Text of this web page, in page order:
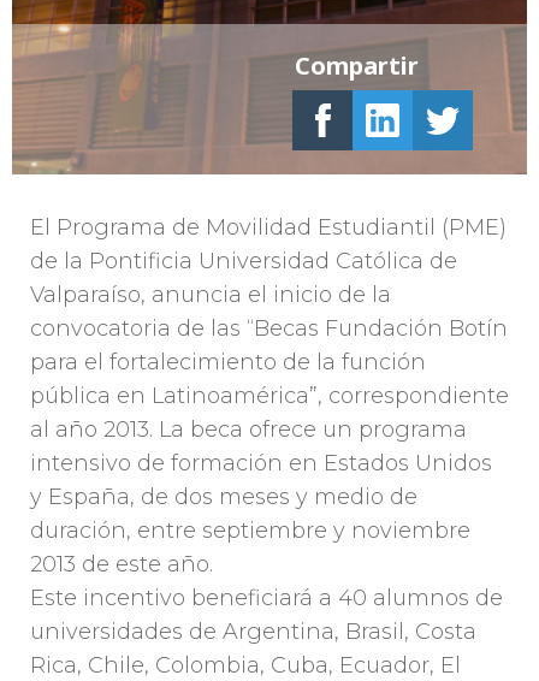
El Programa de Movilidad Estudiantil (PME)
de la Pontificia Universidad Católica de
Valparaíso, anuncia el inicio de la
convocatoria de las “Becas Fundación Botín
para el fortalecimiento de la función
pública en Latinoamérica”, correspondiente
al año 2013. La beca ofrece un programa
intensivo de formación en Estados Unidos
y España, de dos meses y medio de
duración, entre septiembre y noviembre
2013 de este año.
Este incentivo beneficiará a 40 alumnos de
universidades de Argentina, Brasil, Costa
Rica, Chile, Colombia, Cuba, Ecuador, El
Compartir